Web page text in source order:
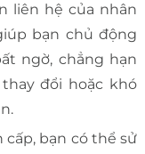
liên hệ của nhân
bạn chủ động
ngờ, chẳng hạn
đổi hoặc khó
bạn có thể sử